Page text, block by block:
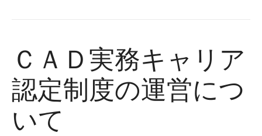
ＣＡＤ実務キャリア
認定制度の運営につ
いて